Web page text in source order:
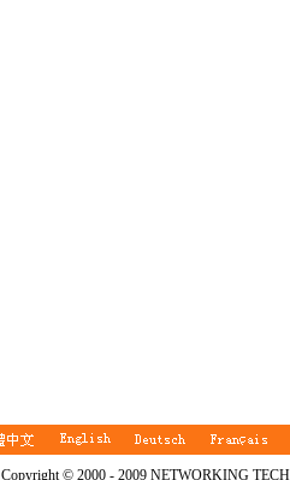
Copyright © 2000 - 2009 NETWORKING